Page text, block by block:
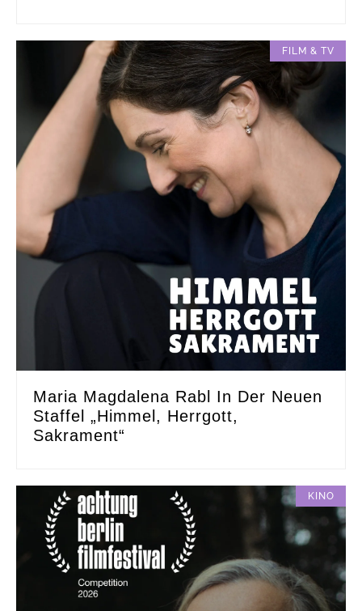
FILM & TV
Maria Magdalena Rabl In Der Neuen
Staffel „Himmel, Herrgott,
Sakrament“
KINO